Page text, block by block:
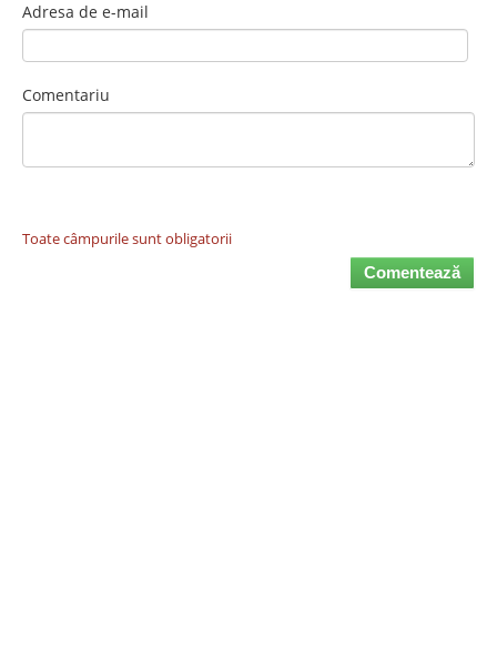
Adresa de e-mail
Comentariu
Toate câmpurile sunt obligatorii
Comentează